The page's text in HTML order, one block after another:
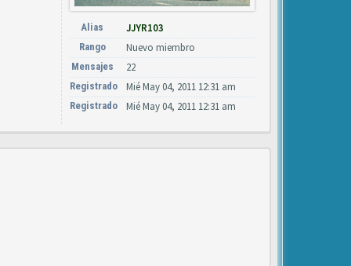
Alias JJYR103
Rango Nuevo miembro
Mensajes 22
Registrado Mié May 04, 2011 12:31 am
Registrado Mié May 04, 2011 12:31 am